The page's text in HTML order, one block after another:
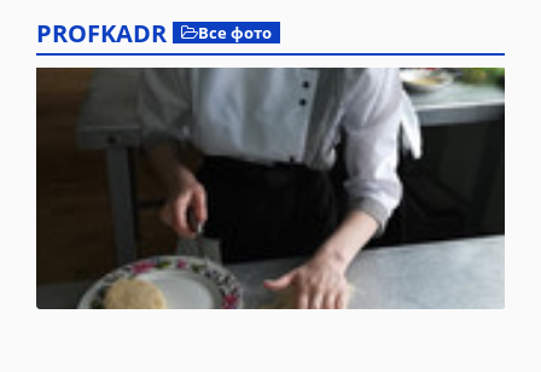
PROFKADR Все фото